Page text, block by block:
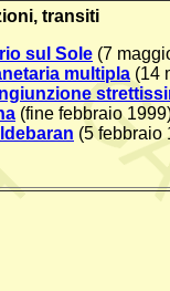
transiti
sul Sole (7
multipla (14
(fine febbraio
(5 febbraio